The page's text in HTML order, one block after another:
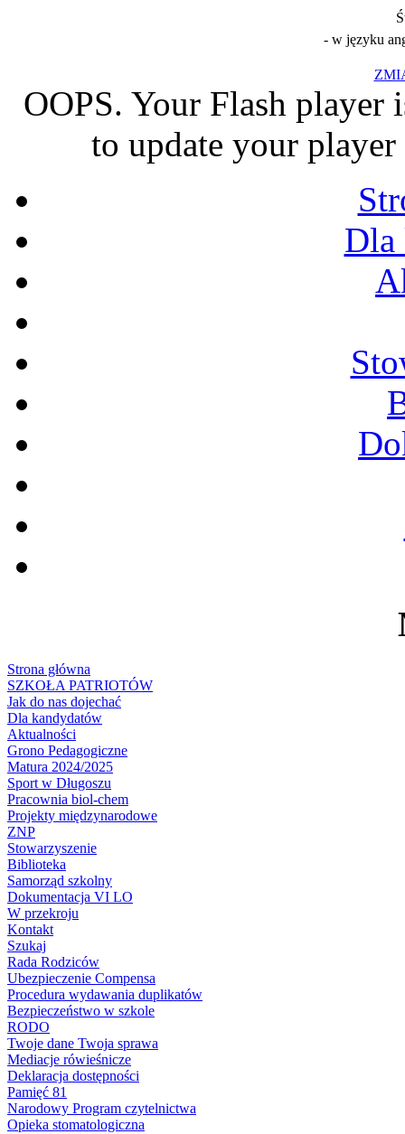
- w języku
OOPS. Your Flash player
to update your
Dla
Strona główna
SZKOŁA PATRIOTÓW
Jak do nas dojechać
Dla kandydatów
Aktualności
Grono Pedagogiczne
Matura 2024/2025
Sport w Długoszu
Pracownia biol-chem
Projekty międzynarodowe
ZNP
Stowarzyszenie
Biblioteka
Samorząd szkolny
Dokumentacja VI LO
W przekroju
Kontakt
Szukaj
Rada Rodziców
Ubezpieczenie Compensa
Procedura wydawania duplikatów
Bezpieczeństwo w szkole
RODO
Twoje dane Twoja sprawa
Mediacje rówieśnicze
Deklaracja dostępności
Pamięć 81
Narodowy Program czytelnictwa
Opieka stomatologiczna